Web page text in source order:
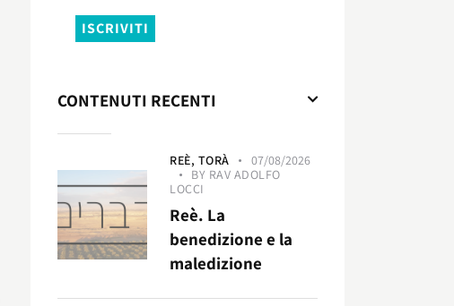
CONTENUTI RECENTI
REÈ, TORÀ
07/08/2026
BY RAV ADOLFO
LOCCI
Reè. La
benedizione e la
maledizione